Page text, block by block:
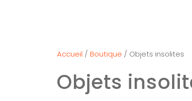
Accueil / Boutique / Objets insolites
Objets